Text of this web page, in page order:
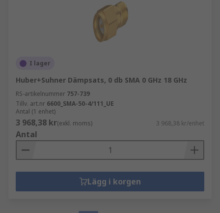
I lager
Huber+Suhner Dämpsats, 0 db SMA 0 GHz 18 GHz
RS-artikelnummer 757-739
Tillv. art.nr 6600_SMA-50-4/111_UE
Antal (1 enhet)
3 968,38 kr(exkl. moms) 3 968,38 kr/enhet
Antal
Lägg i korgen